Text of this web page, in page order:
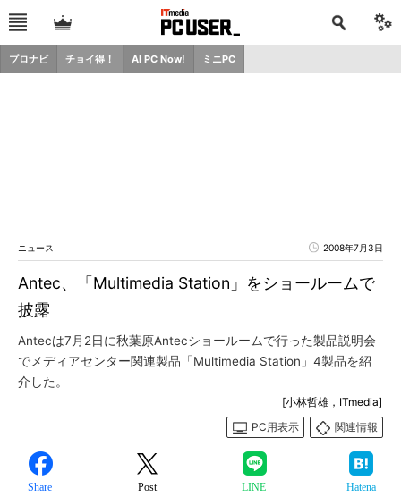
プロナビ チョイ得！ AI PC Now! ミニPC
ニュース 2008年7月3日
Antec、「Multimedia Station」をショールームで
披露
Antecは7月2日に秋葉原Antecショールームで行った製品説明会
でメディアセンター関連製品「Multimedia Station」4製品を紹
介した。
[小林哲雄，ITmedia]
PC用表示
関連情報
Share Post LINE Hatena